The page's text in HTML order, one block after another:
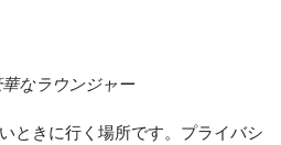
なラウンジャー
ときに行く場所です。プライバシ